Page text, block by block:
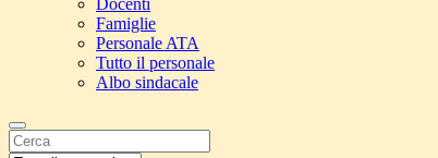
Docenti
Famiglie
Personale ATA
Tutto il personale
Albo sindacale